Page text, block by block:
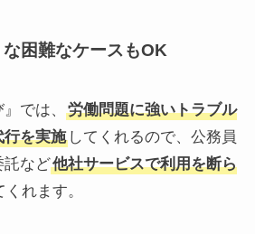
困難なケースもOK
では、
労働問題に強いトラブル
行を実施してくれるので、公務員
託など他社サービスで利用を断ら
くれます。